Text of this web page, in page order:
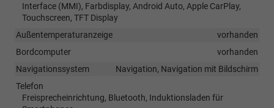
Interface (MMI), Farbdisplay, Android Auto, Apple CarPlay,
Touchscreen, TFT Display
Außentemperaturanzeige
vorhanden
Bordcomputer
vorhanden
Navigationssystem
Navigation, Navigation mit Bildschirm
Telefon
Freisprecheinrichtung, Bluetooth, Induktionsladen für